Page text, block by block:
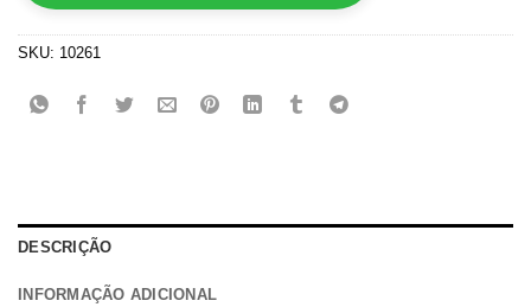
SKU: 10261
DESCRIÇÃO
INFORMAÇÃO ADICIONAL